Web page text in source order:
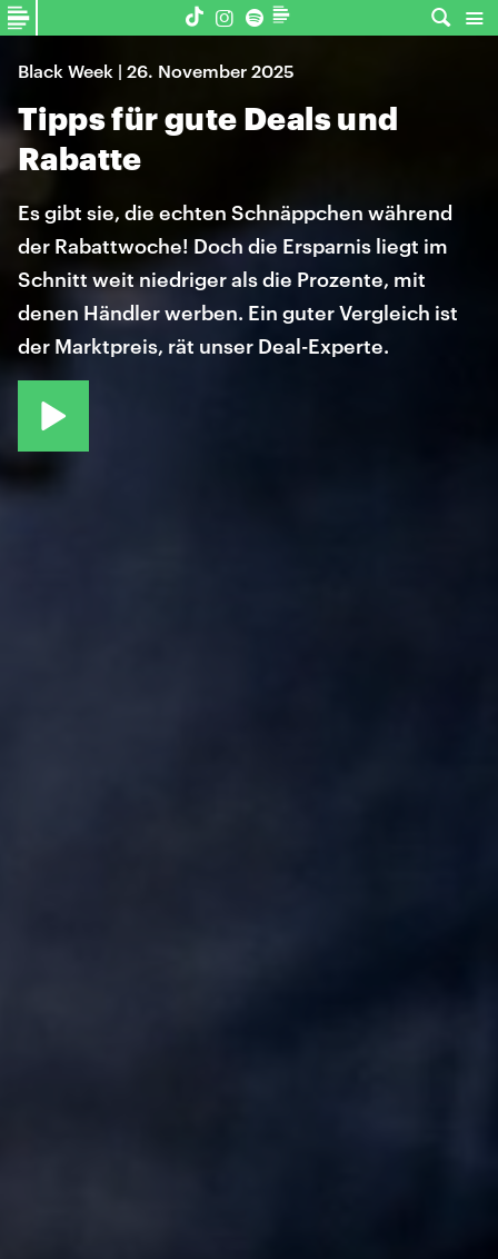
Black Week | 26. November 2025
Tipps für gute Deals und
Rabatte
Es gibt sie, die echten Schnäppchen während
der Rabattwoche! Doch die Ersparnis liegt im
Schnitt weit niedriger als die Prozente, mit
denen Händler werben. Ein guter Vergleich ist
der Marktpreis, rät unser Deal-Experte.